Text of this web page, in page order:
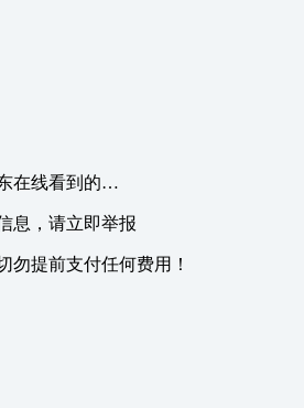
在线看到的…
息，请立即举报
勿提前支付任何费用！